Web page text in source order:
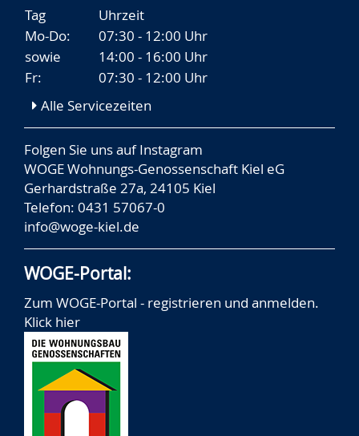
Tag
Uhrzeit
Mo-Do:
07:30 - 12:00 Uhr
sowie
14:00 - 16:00 Uhr
Fr:
07:30 - 12:00 Uhr
Alle Servicezeiten
Folgen Sie uns aufInstagram
WOGE Wohnungs-Genossenschaft Kiel eG
Gerhardstraße 27a, 24105 Kiel
Telefon: 0431 57067-0
info@woge-kiel.de
WOGE-Portal:
Zum WOGE-Portal - registrieren und anmelden.
Klick hier